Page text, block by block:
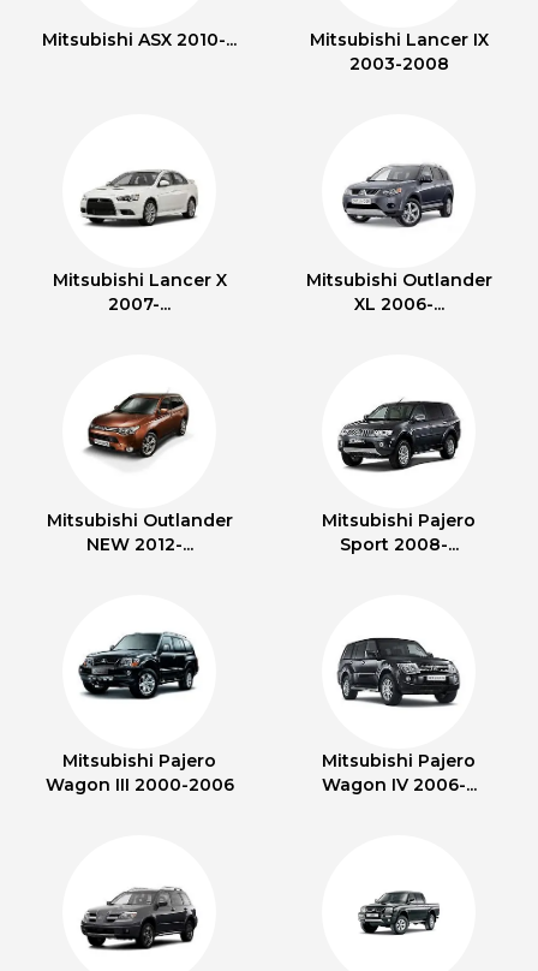
Mitsubishi ASX 2010-...
Mitsubishi Lancer IX
2003-2008
Mitsubishi Lancer X
2007-...
Mitsubishi Outlander
XL 2006-...
Mitsubishi Outlander
NEW 2012-...
Mitsubishi Pajero
Sport 2008-...
Mitsubishi Pajero
Wagon III 2000-2006
Mitsubishi Pajero
Wagon IV 2006-...